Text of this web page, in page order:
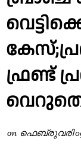
ഫ്രണ്ട്
on ഫെബ്രുവരി